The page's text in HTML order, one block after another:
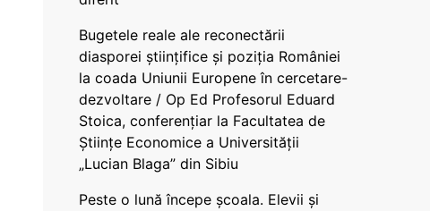
Bugetele reale ale reconectării
diasporei științifice și poziția României
la coada Uniunii Europene în cercetare-
dezvoltare / Op Ed Profesorul Eduard
Stoica, conferențiar la Facultatea de
Științe Economice a Universității
„Lucian Blaga” din Sibiu
Peste o lună începe școala. Elevii și